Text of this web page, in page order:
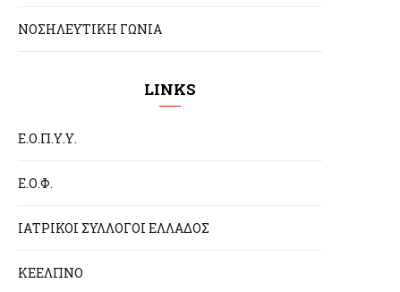
ΝΟΣΗΛΕΥΤΙΚΗ ΓΩΝΙΑ
LINKS
Ε.Ο.Π.Υ.Υ.
Ε.Ο.Φ.
ΙΑΤΡΙΚΟΙ ΣΥΛΛΟΓΟΙ ΕΛΛΑΔΟΣ
ΚΕΕΛΠΝΟ